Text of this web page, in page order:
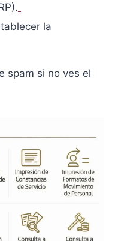
la
spam si no ves el